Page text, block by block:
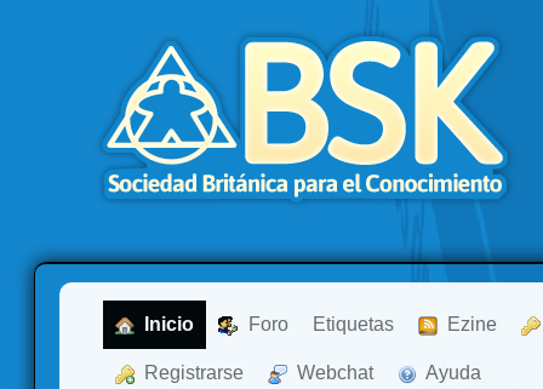
Inicio Foro Etiquetas Ezine
Registrarse Webchat Ayuda